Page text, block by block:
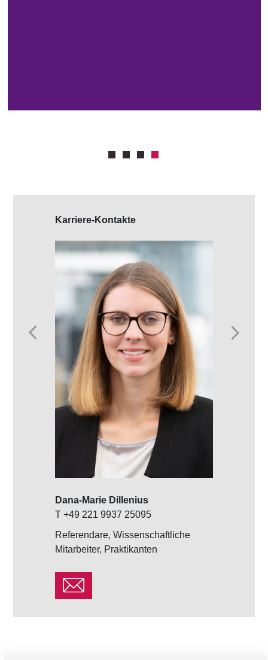
Karriere-Kontakte
Dana-Marie Dillenius
T +49 221 9937 25095
Referendare, Wissenschaftliche
Mitarbeiter, Praktikanten